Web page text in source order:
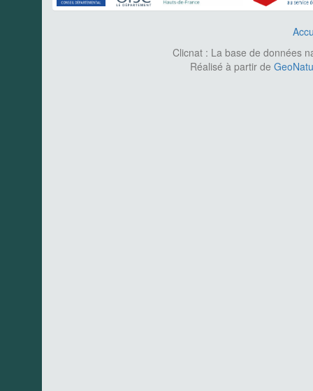
Clicnat : La base de données
Réalisé à partir de